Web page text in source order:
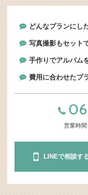
どんなプランにし
写真撮影もセット
手作りでアルバム
費用に合わせたプ
営業時
LINEで相談す